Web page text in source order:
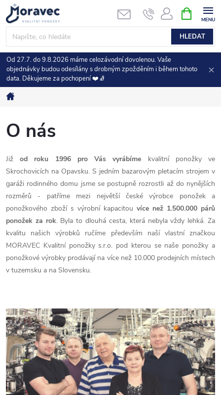
Přejít
na
obsah
HLEDAT
NÁKUPNÍ
KOŠÍK
Od 27.7. do 9.8.2026 máme celozávodní dovolenou. Vaše
objednávky budou odesílány s drobným zpožděním i během tohoto
data. Děkujeme za pochopení ❤️🧦
O nás
Jižod roku 1996 pro Vás vyrábíme kvalitní ponožky ve
Skrochovicích na Opavsku. S jedním bazarovým pletacím strojem v
garáži rodinného domu jsme se postupně rozrostli až do nynějších
rozměrů - patříme mezi největší české výrobce ponožek a
ponožkového zboží s výrobní kapacitou více než 1.500.000 párů
ponožek za rok. Byla to dlouhá cesta, která nebyla vždy lehká. Za
kvalitu našich výrobků ručíme především naší vlastní značkou
MORAVEC Kvalitní ponožky s.r.o. pod kterou se naše ponožky a
ponožkové výrobky prodávají na více než 10.000 prodejních místech
v tuzemsku a na Slovensku.